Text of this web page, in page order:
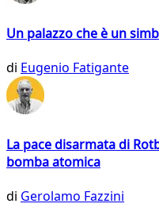
Un palazzo che è un
di Eugenio Fatigante
La pace disarmata di
bomba atomica
di Gerolamo Fazzini